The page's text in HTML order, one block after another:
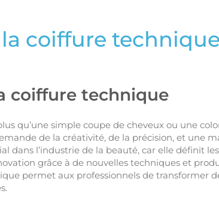
coiffure technique
coiffure technique
qu’une simple coupe de cheveux ou une
de la créativité, de la précision, et une
dans l’industrie de la beauté, car elle définit
grâce à de nouvelles techniques et
permet aux professionnels de transformer